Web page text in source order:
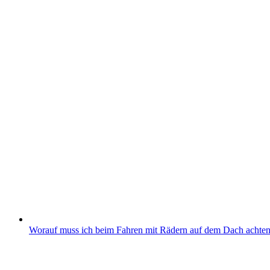
Worauf muss ich beim Fahren mit Rädern auf dem Dach